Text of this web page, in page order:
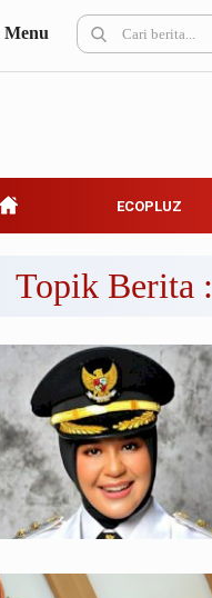
Belanja
Kuliner
Pemilu
Partai Politik
Pilpres
Internasional
Menu
ECOPLUZ
Topik Berita :